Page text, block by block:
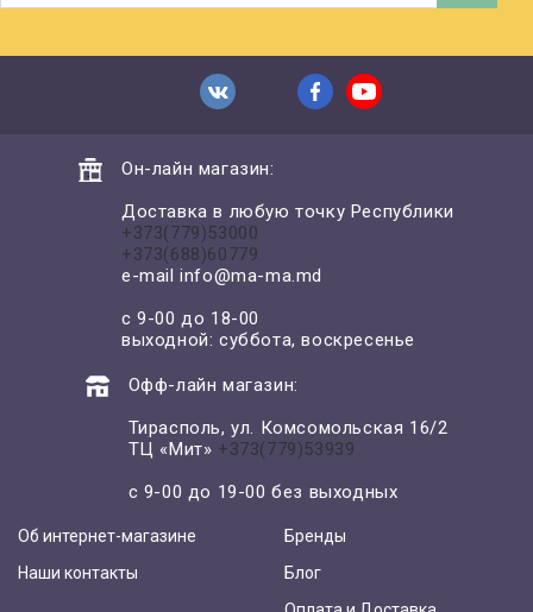
Он-лайн магазин:
Доставка в любую точку Республики
+373(779)53000
+373(688)60779
e-mailinfo@ma-ma.md
с 9-00 до 18-00
выходной: суббота, воскресенье
Офф-лайн магазин:
Тирасполь, ул. Комсомольская 16/2
ТЦ «Мит» +373(779)53939
с 9-00 до 19-00 без выходных
Об интернет-магазине
Наши контакты
Бренды
Блог